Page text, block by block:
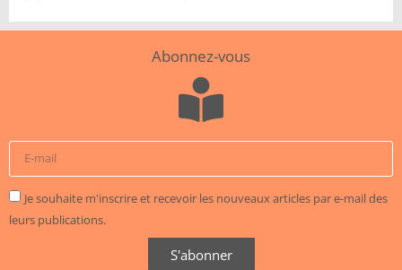
Abonnez-vous
Je souhaite m'inscrire et recevoir les nouveaux articles par e-mail des
leurs publications.
S'abonner